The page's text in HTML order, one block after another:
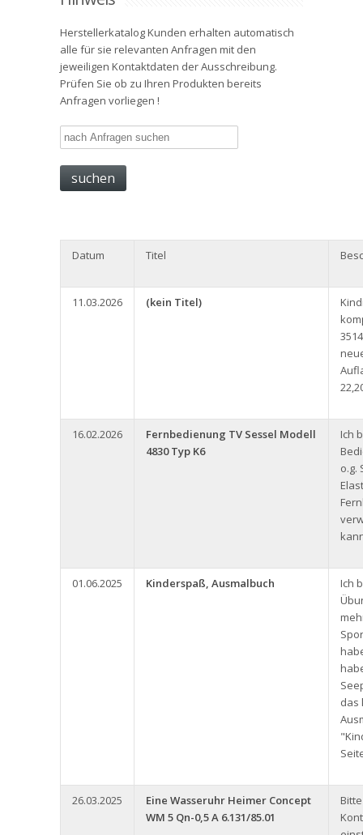
Herstellerkatalog Kunden erhalten automatisch
alle für sie relevanten Anfragen mit den
jeweiligen Kontaktdaten der Ausschreibung.
Prüfen Sie ob zu Ihren Produkten bereits
Anfragen vorliegen !
Datum Titel
11.03.2026 (kein Titel)
16.02.2026
Fernbedienung TV Sessel Modell
4830 Typ K6
Ich
o.g.
01.06.2025 Kinderspaß, Ausmalbuch
Ich
das
26.03.2025
Eine Wasseruhr Heimer Concept
WM 5 Qn-0,5 A 6.131/85.01